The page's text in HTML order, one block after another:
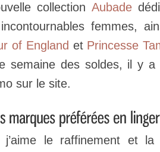
collection Aubade
femmes,
of England et Princesse
semaine des soldes, il y
sur le site.
le raffinement et